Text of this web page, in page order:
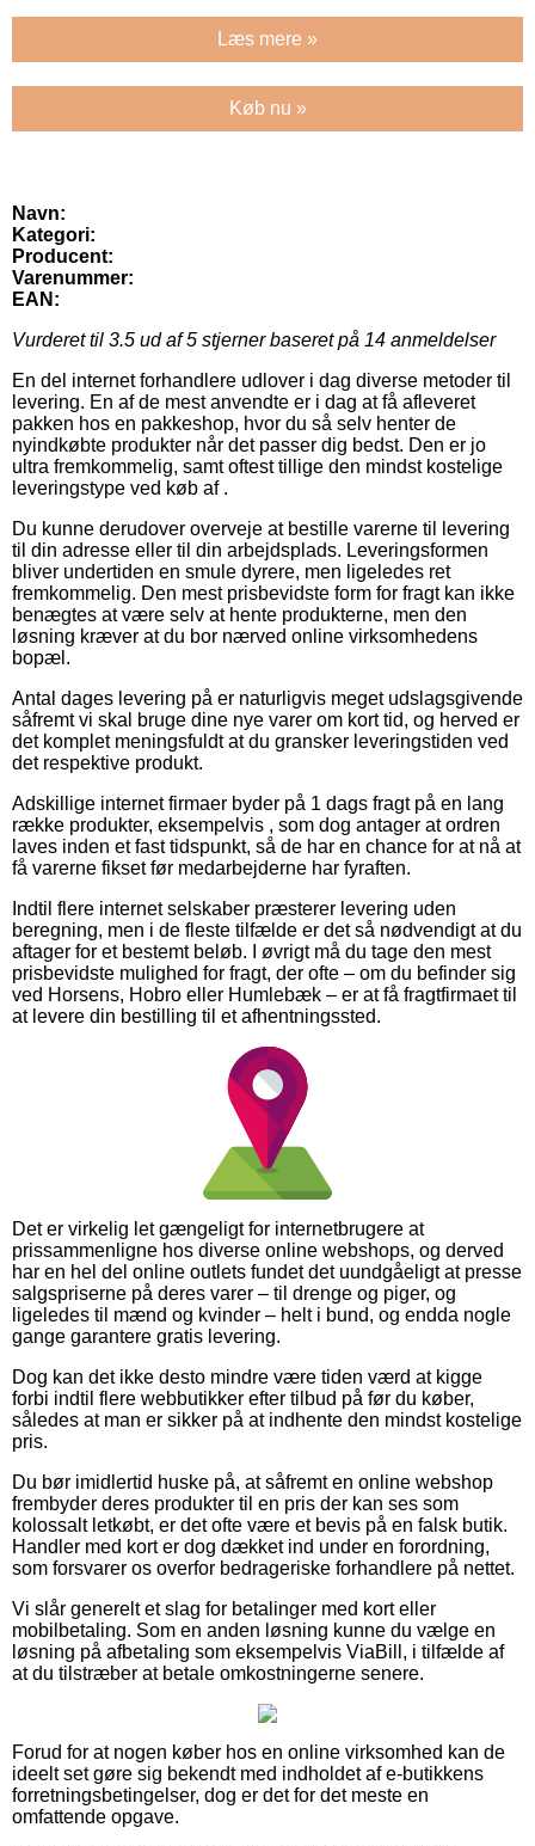
Læs mere »
Køb nu »
Navn:
Kategori:
Producent:
Varenummer:
EAN:
Vurderet til 3.5 ud af 5 stjerner baseret på 14 anmeldelser
En del internet forhandlere udlover i dag diverse metoder til
levering. En af de mest anvendte er i dag at få afleveret
pakken hos en pakkeshop, hvor du så selv henter de
nyindkøbte produkter når det passer dig bedst. Den er jo
ultra fremkommelig, samt oftest tillige den mindst kostelige
leveringstype ved køb af .
Du kunne derudover overveje at bestille varerne til levering
til din adresse eller til din arbejdsplads. Leveringsformen
bliver undertiden en smule dyrere, men ligeledes ret
fremkommelig. Den mest prisbevidste form for fragt kan ikke
benægtes at være selv at hente produkterne, men den
løsning kræver at du bor nærved online virksomhedens
bopæl.
Antal dages levering på er naturligvis meget udslagsgivende
såfremt vi skal bruge dine nye varer om kort tid, og herved er
det komplet meningsfuldt at du gransker leveringstiden ved
det respektive produkt.
Adskillige internet firmaer byder på 1 dags fragt på en lang
række produkter, eksempelvis , som dog antager at ordren
laves inden et fast tidspunkt, så de har en chance for at nå at
få varerne fikset før medarbejderne har fyraften.
Indtil flere internet selskaber præsterer levering uden
beregning, men i de fleste tilfælde er det så nødvendigt at du
aftager for et bestemt beløb. I øvrigt må du tage den mest
prisbevidste mulighed for fragt, der ofte – om du befinder sig
ved Horsens, Hobro eller Humlebæk – er at få fragtfirmaet til
at levere din bestilling til et afhentningssted.
Det er virkelig let gængeligt for internetbrugere at
prissammenligne hos diverse online webshops, og derved
har en hel del online outlets fundet det uundgåeligt at presse
salgspriserne på deres varer – til drenge og piger, og
ligeledes til mænd og kvinder – helt i bund, og endda nogle
gange garantere gratis levering.
Dog kan det ikke desto mindre være tiden værd at kigge
forbi indtil flere webbutikker efter tilbud på før du køber,
således at man er sikker på at indhente den mindst kostelige
pris.
Du bør imidlertid huske på, at såfremt en online webshop
frembyder deres produkter til en pris der kan ses som
kolossalt letkøbt, er det ofte være et bevis på en falsk butik.
Handler med kort er dog dækket ind under en forordning,
som forsvarer os overfor bedrageriske forhandlere på nettet.
Vi slår generelt et slag for betalinger med kort eller
mobilbetaling. Som en anden løsning kunne du vælge en
løsning på afbetaling som eksempelvis ViaBill, i tilfælde af
at du tilstræber at betale omkostningerne senere.
Forud for at nogen køber hos en online virksomhed kan de
ideelt set gøre sig bekendt med indholdet af e-butikkens
forretningsbetingelser, dog er det for det meste en
omfattende opgave.